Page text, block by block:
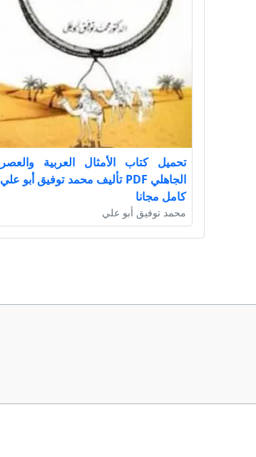
تحميل كتاب الأمثال العربية والعصر
الجاهلي PDF تأليف محمد توفيق أبو علي
كامل مجانا
محمد توفيق أبو علي